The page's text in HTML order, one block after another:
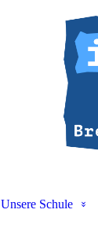
Unsere Schule